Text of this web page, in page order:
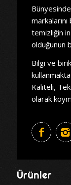
temizliğin
olduğunun
Bilgi ve
Kaliteli,
olarak
Ürünler